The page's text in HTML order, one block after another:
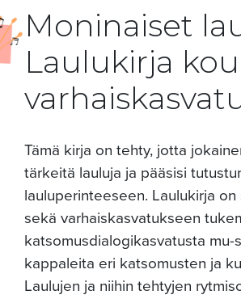
Moninaiset
Laulukirja
Tämä kirja on tehty, jotta
tärkeitä lauluja ja pääsisi
lauluperinteeseen. Laulukirja
sekä varhaiskasvatukseen
katsomusdialogikasvatusta mu-
kappaleita eri katsomusten ja
Laulujen ja niihin tehtyjen